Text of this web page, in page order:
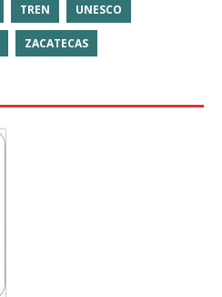
TREN UNESCO
ZACATECAS